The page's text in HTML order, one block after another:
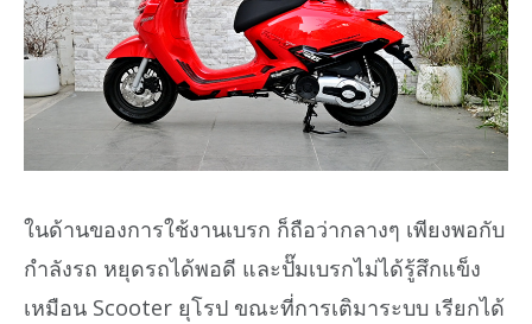
ในด้านของการใช้งานเบรก ก็ถือว่ากลางๆ เพียงพอกับ
กำลังรถ หยุดรถได้พอดี และปั๊มเบรกไม่ได้รู้สึกแข็ง
เหมือน Scooter ยุโรป ขณะที่การเติมาระบบ เรียกได้